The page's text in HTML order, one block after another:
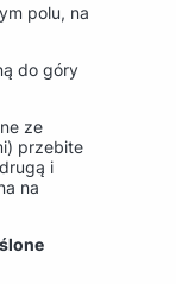
polu, na
do góry
ze
przebite
i
na